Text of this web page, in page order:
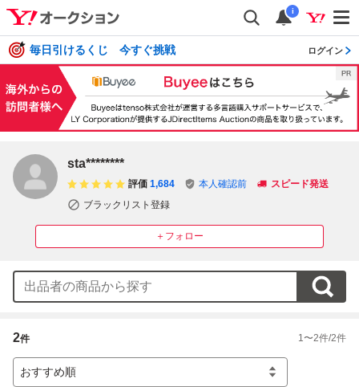
i
毎日引けるくじ 今すぐ挑戦 ログイン
sta********
＋フォロー
評価 1,684 本人確認前
スピード発送
ブラックリスト登録
2件 1 〜2件/2件
おすすめ順